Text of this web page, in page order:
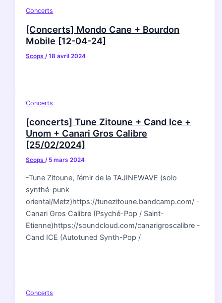
Concerts
[Concerts] Mondo Cane + Bourdon
Mobile [12-04-24]
Scops/18 avril 2024
Concerts
[concerts] Tune Zitoune + Cand Ice +
Unom + Canari Gros Calibre
[25/02/2024]
Scops/ 5 mars 2024
-Tune Zitoune, l’émir de la TAJINEWAVE (solo
synthé-punk
oriental/Metz)https://tunezitoune.bandcamp.com/ -
Canari Gros Calibre (Psyché-Pop / Saint-
Etienne)https://soundcloud.com/canarigroscalibre -
Cand ICE (Autotuned Synth-Pop /
Concerts